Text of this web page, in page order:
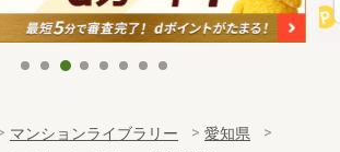
マンションライブラリー
愛知県